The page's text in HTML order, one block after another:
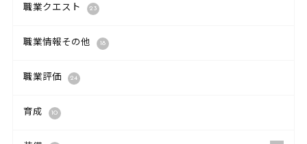
職業クエスト 23
職業情報その他 18
職業評価 24
育成 10